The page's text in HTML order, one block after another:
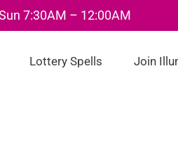
7:30AM – 12:00AM
Lottery Spells Join